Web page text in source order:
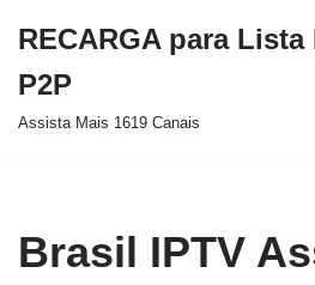
para
o
RECARGA para Lista
P2P
Assista Mais 1619 Canais
Brasil IPTV